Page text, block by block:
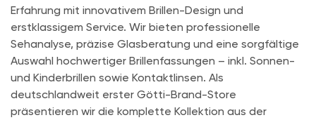
Erfahrung mit innovativem Brillen-Design und
erstklassigem Service. Wir bieten professionelle
Sehanalyse, präzise Glasberatung und eine sorgfältige
Auswahl hochwertiger Brillenfassungen – inkl. Sonnen-
und Kinderbrillen sowie Kontaktlinsen. Als
deutschlandweit erster Götti-Brand-Store
präsentieren wir die komplette Kollektion aus der